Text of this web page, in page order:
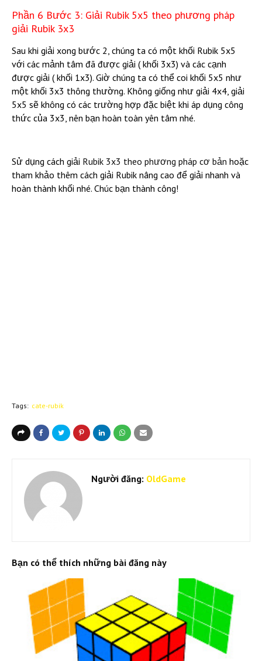
Phần 6 Bước 3: Giải Rubik 5x5 theo phương pháp
giải Rubik 3x3
Sau khi giải xong bước 2, chúng ta có một khối Rubik 5x5
với các mảnh tâm đã được giải ( khối 3x3) và các cạnh
được giải ( khối 1x3). Giờ chúng ta có thể coi khối 5x5 như
một khối 3x3 thông thường. Không giống như giải 4x4, giải
5x5 sẽ không có các trường hợp đặc biệt khi áp dụng công
thức của 3x3, nên bạn hoàn toàn yên tâm nhé.
Sử dụng cách giải Rubik 3x3 theo phương pháp cơ bản hoặc
tham khảo thêm cách giải Rubik nâng cao để giải nhanh và
hoàn thành khối nhé. Chúc bạn thành công!
Tags: cate-rubik
Người đăng: OldGame
Bạn có thể thích những bài đăng này